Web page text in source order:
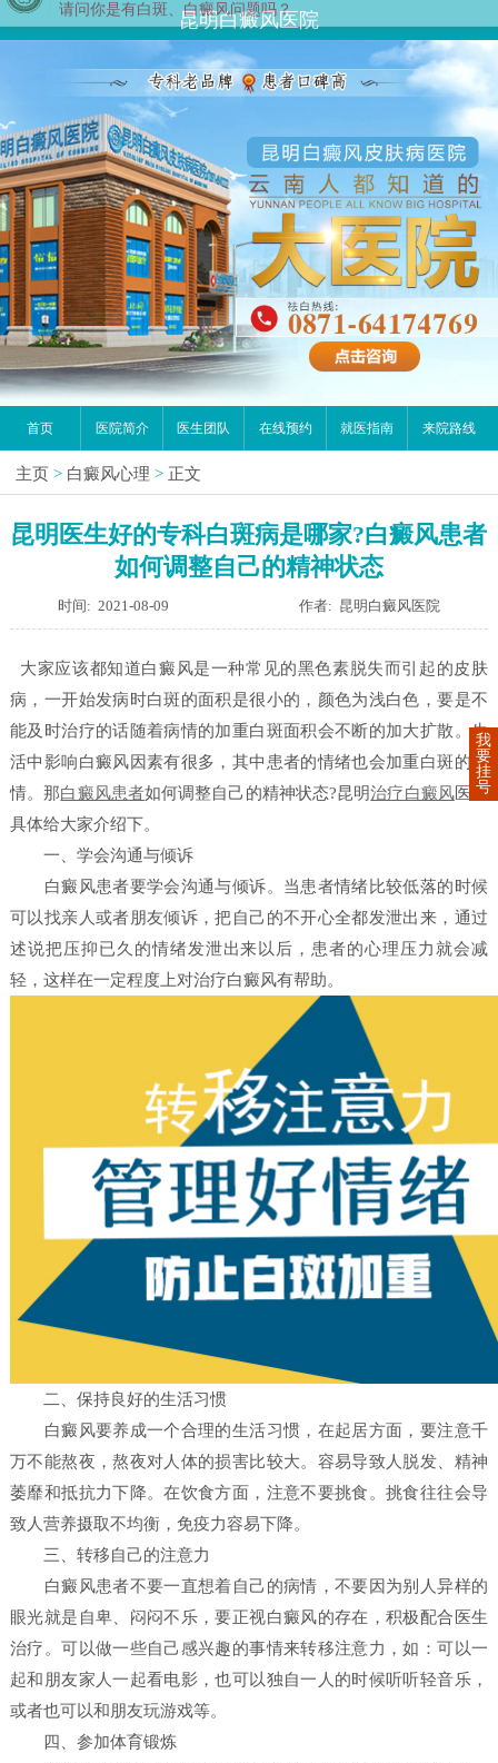
昆明白癜风医院
首页 医院简介 医生团队 在线预约 就医指南 来院路线
主页 > 白癜风心理 > 正文
昆明医生好的专科白斑病是哪家?白癜风患者
如何调整自己的精神状态
时间: 2021-08-09 作者: 昆明白癜风医院
大家应该都知道白癜风是一种常见的黑色素脱失而引起的皮肤
病，一开始发病时白斑的面积是很小的，颜色为浅白色，要是不
能及时治疗的话随着病情的加重白斑面积会不断的加大扩散。生
活中影响白癜风因素有很多，其中患者的情绪也会加重白斑的病
情。那白癜风患者如何调整自己的精神状态?昆明治疗白癜风医院
具体给大家介绍下。
一、学会沟通与倾诉
白癜风患者要学会沟通与倾诉。当患者情绪比较低落的时候
可以找亲人或者朋友倾诉，把自己的不开心全都发泄出来，通过
述说把压抑已久的情绪发泄出来以后，患者的心理压力就会减
轻，这样在一定程度上对治疗白癜风有帮助。
二、保持良好的生活习惯
白癜风要养成一个合理的生活习惯，在起居方面，要注意千
万不能熬夜，熬夜对人体的损害比较大。容易导致人脱发、精神
萎靡和抵抗力下降。在饮食方面，注意不要挑食。挑食往往会导
致人营养摄取不均衡，免疫力容易下降。
三、转移自己的注意力
白癜风患者不要一直想着自己的病情，不要因为别人异样的
眼光就是自卑、闷闷不乐，要正视白癜风的存在，积极配合医生
治疗。可以做一些自己感兴趣的事情来转移注意力，如：可以一
起和朋友家人一起看电影，也可以独自一人的时候听听轻音乐，
或者也可以和朋友玩游戏等。
四、参加体育锻炼
我
要
挂
号